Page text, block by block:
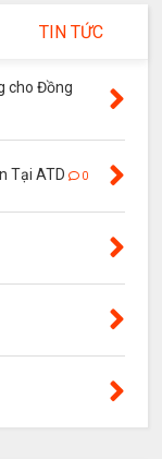
TIN TỨC
cho Đồng
Tại ATD 0